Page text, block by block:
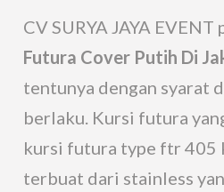
CV SURYA JAYA EVENT
Futura Cover Putih Di
tentunya dengan syarat
berlaku. Kursi futura
kursi futura type ftr 405
terbuat dari stainless